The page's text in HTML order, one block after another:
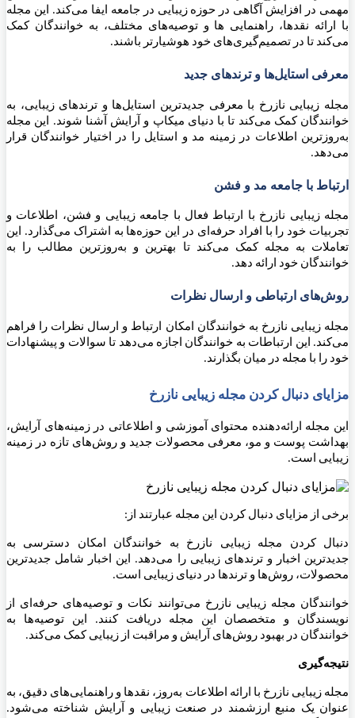
مهمی در افزایش آگاهی در حوزه زیبایی در جامعه ایفا می‌کند. این مجله
با ارائه نقدها، راهنمایی ها و توصیه‌های مختلف، به خوانندگان کمک
می‌کند تا در تصمیم‌گیری‌های خود هوشیارتر باشند.
معرفی استایل‌ها و ترندهای جدید
مجله زیبایی نازرخ با معرفی جدیدترین استایل‌ها و ترندهای زیبایی، به
خوانندگان کمک می‌کند تا با دنیای میکاپ و آرایش آشنا شوند. این مجله
به‌روزترین اطلاعات در زمینه مد و استایل را در اختیار خوانندگان قرار
می‌دهد.
ارتباط با جامعه مد و فشن
مجله زیبایی نازرخ با ارتباط فعال با جامعه زیبایی و فشن، اطلاعات و
تجربیات خود را با افراد حرفه‌ای در این حوزه‌ها به اشتراک می‌گذارد. این
تعاملات به مجله کمک می‌کند تا بهترین و به‌روزترین مطالب را به
خوانندگان خود ارائه دهد.
روش‌های ارتباطی و ارسال نظرات
مجله زیبایی نازرخ به خوانندگان امکان ارتباط و ارسال نظرات را فراهم
می‌کند. این ارتباطات به خوانندگان اجازه می‌دهد تا سوالات و پیشنهادات
خود را با مجله در میان بگذارند.
مزایای دنبال کردن مجله زیبایی نازرخ
این مجله ارائه‌دهنده محتوای آموزشی و اطلاعاتی در زمینه‌های آرایش،
بهداشت پوست و مو، معرفی محصولات جدید و روش‌های تازه در زمینه
زیبایی است.
برخی از مزایای دنبال کردن این مجله عبارتند از:
دنبال کردن مجله زیبایی نازرخ به خوانندگان امکان دسترسی به
جدیدترین اخبار و ترندهای زیبایی را می‌دهد. این اخبار شامل جدیدترین
محصولات، روش‌ها و ترندها در دنیای زیبایی است.
خوانندگان مجله زیبایی نازرخ می‌توانند نکات و توصیه‌های حرفه‌ای از
نویسندگان و متخصصان این مجله دریافت کنند. این توصیه‌ها به
خوانندگان در بهبود روش‌های آرایش و مراقبت از زیبایی کمک می‌کند.
نتیجه‌گیری
مجله زیبایی نازرخ با ارائه اطلاعات به‌روز، نقدها و راهنمایی‌های دقیق، به
عنوان یک منبع ارزشمند در صنعت زیبایی و آرایش شناخته می‌شود.